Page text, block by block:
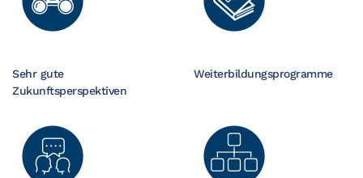
Sehr gute
Zukunftsperspektiven
Weiterbildungsprogramme